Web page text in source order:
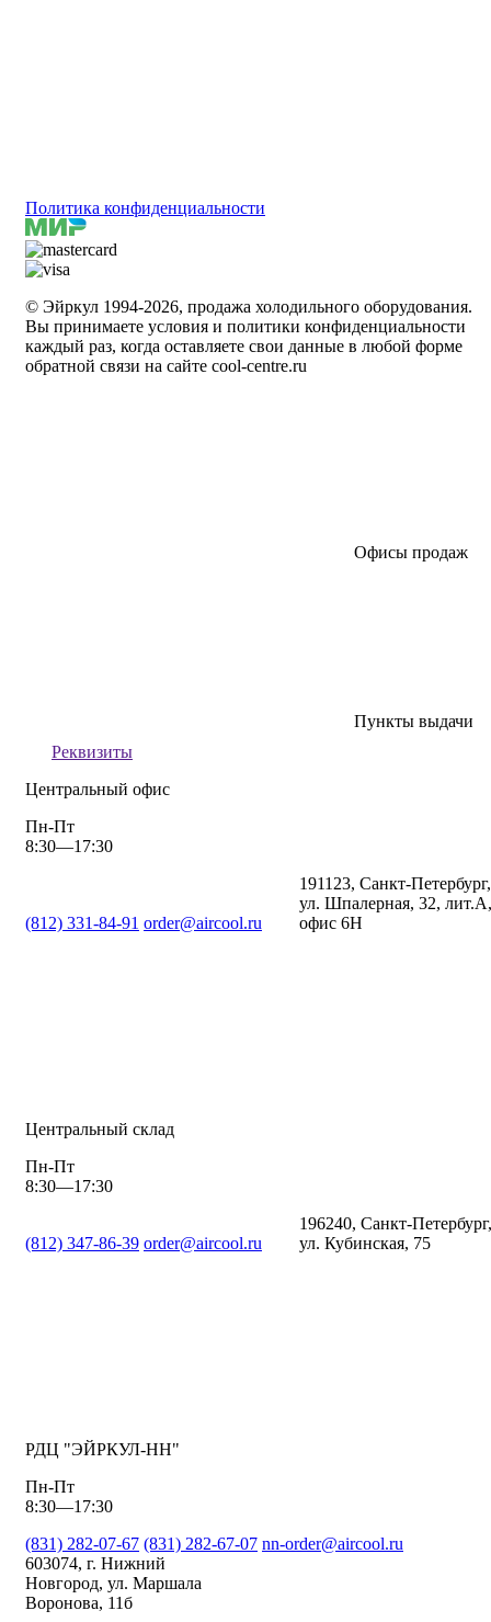
Политика конфиденциальности
© Эйркул 1994-2026, продажа холодильного оборудования.
Вы принимаете условия и политики конфиденциальности
каждый раз, когда оставляете свои данные в любой форме
обратной связи на сайте cool-centre.ru
Офисы продаж
Пункты выдачи
Реквизиты
Центральный офис
Пн-Пт
8:30—17:30
(812) 331-84-91 order@aircool.ru
191123, Санкт-Петербург,
ул. Шпалерная, 32, лит.А,
офис 6Н
Центральный склад
Пн-Пт
8:30—17:30
(812) 347-86-39 order@aircool.ru
196240, Санкт-Петербург,
ул. Кубинская, 75
РДЦ "ЭЙРКУЛ-НН"
Пн-Пт
8:30—17:30
(831) 282-07-67 (831) 282-67-07 nn-order@aircool.ru
603074, г. Нижний
Новгород, ул. Маршала
Воронова, 11б